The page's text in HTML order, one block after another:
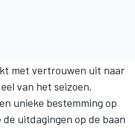
met vertrouwen uit naar
van het seizoen.
unieke bestemming op
uitdagingen op de baan